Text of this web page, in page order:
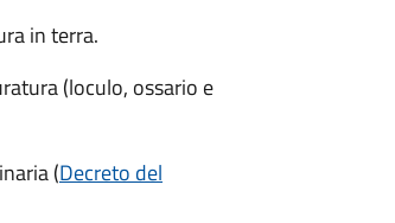
in terra.
(loculo, ossario e
(Decreto del